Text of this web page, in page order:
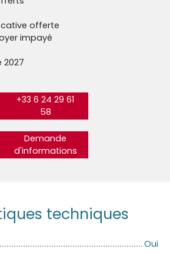
offerte
impayé
2027
+33 6 24 29 61
58
Demande
d'informations
techniques
Oui